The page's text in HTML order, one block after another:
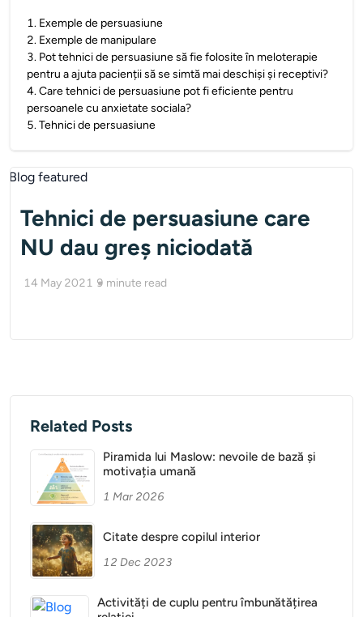
1. Exemple de persuasiune
2. Exemple de manipulare
3. Pot tehnici de persuasiune să fie folosite în meloterapie
pentru a ajuta pacienții să se simtă mai deschiși și receptivi?
4.Care tehnici de persuasiune pot fi eficiente pentru
persoanele cu anxietate sociala?
5.Tehnici de persuasiune
Tehnici de persuasiune care
NU dau greș niciodată
14 May 2021 9 minute read
Related Posts
Piramida lui Maslow: nevoile de bază și
motivația umană
1 Mar 2026
Citate despre copilul interior
12 Dec 2023
Activități de cuplu pentru îmbunătățirea